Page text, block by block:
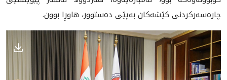
چارەسەرکردنی کێشەکان بەپێی دەستوور، هاوڕا بوون.